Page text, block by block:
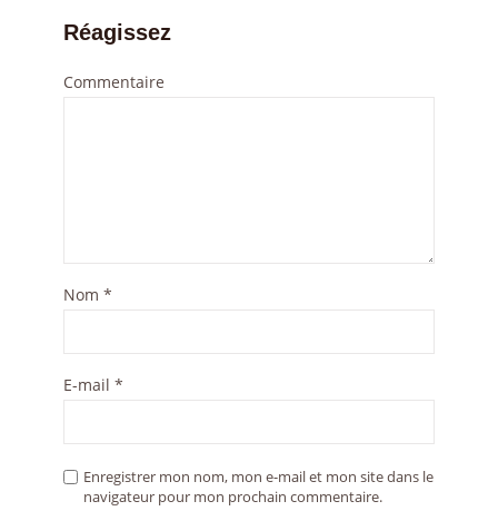
Réagissez
Commentaire
Nom *
E-mail *
Enregistrer mon nom, mon e-mail et mon site dans le
navigateur pour mon prochain commentaire.